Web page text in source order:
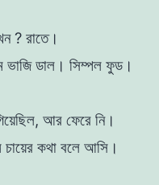
? রাতে।
ভাজিডাল । সিম্পল ফুড।
, আর ফেরে নি।
চায়ের কথা বলে আসি ।